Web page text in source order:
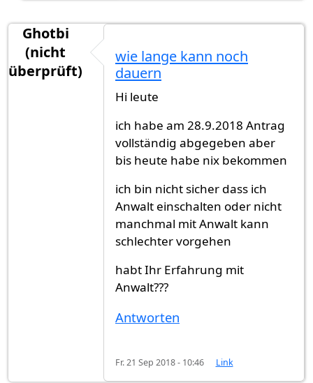
Ghotbi
(nicht
überprüft)
wie lange kann noch
dauern
Hi leute
ich habe am 28.9.2018 Antrag
vollständig abgegeben aber
bis heute habe nix bekommen
ich bin nicht sicher dass ich
Anwalt einschalten oder nicht
manchmal mit Anwalt kann
schlechter vorgehen
habt Ihr Erfahrung mit
Anwalt???
Antworten
Fr. 21 Sep 2018 - 10:46 Link